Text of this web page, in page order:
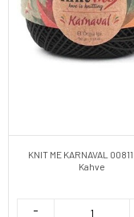
KNIT ME KARNAVAL
Kahve